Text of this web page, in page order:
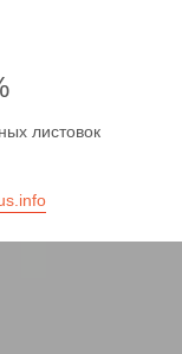
листовок